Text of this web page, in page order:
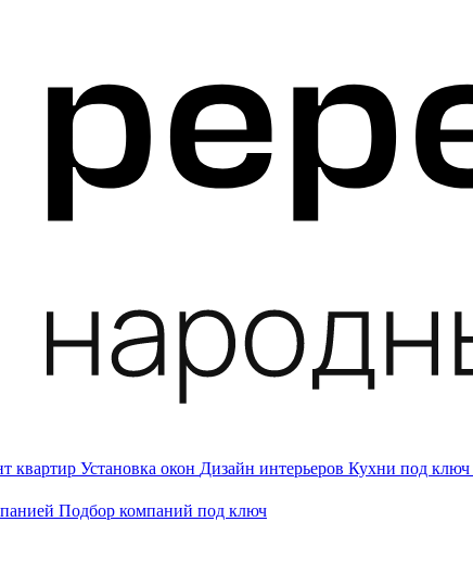
квартир Установка окон Дизайн интерьеров Кухни под ключ
Подбор компаний под ключ